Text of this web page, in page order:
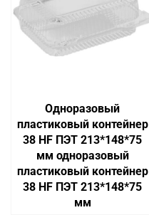
Одноразовый
пластиковый контейнер
38 HF ПЭТ 213*148*75
мм одноразовый
пластиковый контейнер
38 HF ПЭТ 213*148*75
мм